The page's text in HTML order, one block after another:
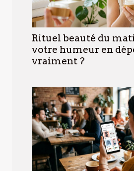
Rituel beauté du
votre humeur en
vraiment ?